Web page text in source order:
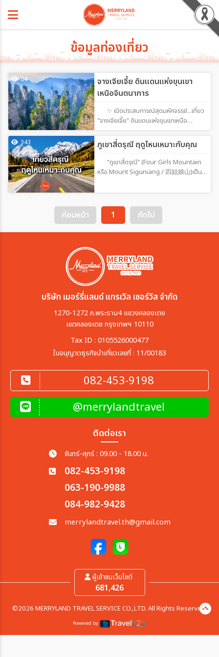
ข้อมูลท่องเที่ยว
จางเจียเจี้ย ดินแดนแห่งขุนเขา
เหนือจินตนาการ
84
✨ เปิดประสบการณ์สุดมหัศจรรย์...เที่ยว
"จางเจียเจี้ย" ดินแดนแห่งขุนเขาเหนือ
จินตนาการหากคุณกำลังมองหาปลายทางที่
รวมทั้งธรรมชาติอันยิ่งใหญ่ ภูเขาสุดอลังการ
และเมืองโบราณที่เต็มไปด้วยเสน่ห์ จางเจียเจี้ย
คือจุดหมายที่ไม่ควรพลาดสักครั้งในชีวิตจาง
เจียเจี้ย ดินแดนมรดกโลกที่โด่งดังด้วยแท่ง
สวยงามในทุกฤดูกาล
ภูเขาสี่ดรุณี ฤดูไหนเหมาะกับคุณ
343
“ภูเขาสี่ดรุณี” (Four Girls Mountain
หรือ Mount Siguniang / 四姑娘山)เป็น
เสฉวน ประเทศจีน และเป็นจุดหมายยอดนิยม
ปีนเขาระดับโปร ภูเขาสี่ดรุณีคืออะไร?เป็นกลุ่ม
ภูเขาสี่ยอดที่เรียงตัวกันอยู่ในอำเภอเสี่ยวจิน
(Xiaojin) และอำเภอลี่ (Li County) มณฑล
ว่า ยอดเขาทั้งสี่เปรียบเสมือนพี่น้องสี่สาว ที่
ยืนเฝ้าพื้นที่แห่งนี้ไว้
ก่อนหน้า 1 ถัดไป
บริษัท เมอร์รี่แลนด์ แทรเวิล เซอร์วิส จำกัด
1270-1272 ถ.พระราม4 แขวงคลองเตย
เขตคลองเตย กรุงเทพฯ 10110
Tax ID : 0105526000477
ใบอนุญาตธุรกิจนำเที่ยวเลขที่ : 11/00183
082-453-9198
@merrylandtravel
ติดต่อเรา
จันทร์-ศุกร์ : 09.00 - 18.00 น.
082-453-9198
063-190-9988
084-982-9428
merrylandtravel.th@gmail.com
ผู้เข้าชมเว็บไซต์
681,426
©2026 MERRYLAND TRAVEL SERVICE CO.,LTD. All Rights Reserved.
Powered by